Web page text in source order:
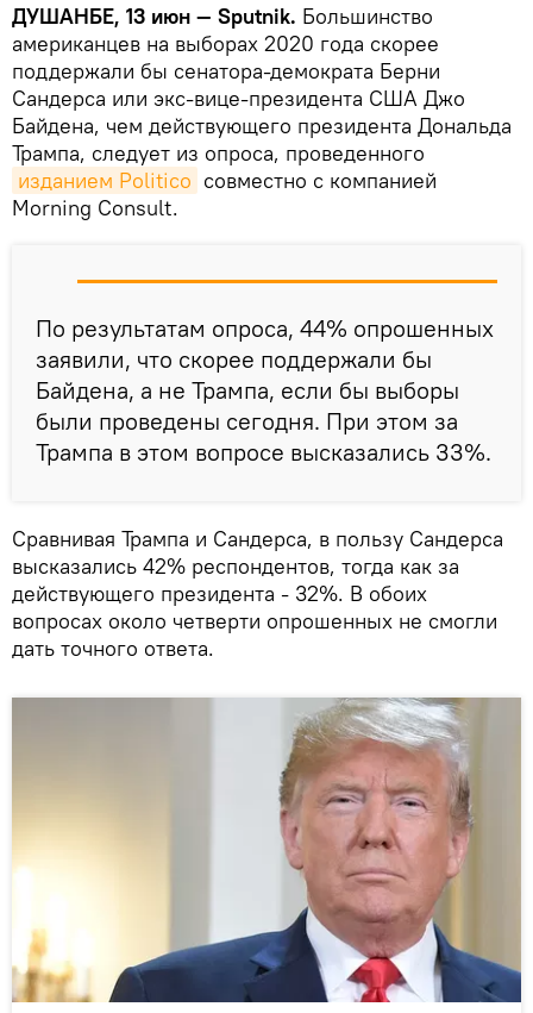
ДУШАНБЕ, 13 июн — Sputnik. Большинство
американцев на выборах 2020 года скорее
поддержали бы сенатора-демократа Берни
Сандерса или экс-вице-президента США Джо
Байдена, чем действующего президента Дональда
Трампа, следует из опроса, проведенного
изданием Politico совместно с компанией
Morning Consult.
По результатам опроса, 44% опрошенных
заявили, что скорее поддержали бы
Байдена, а не Трампа, если бы выборы
были проведены сегодня. При этом за
Трампа в этом вопросе высказались 33%.
Сравнивая Трампа и Сандерса, в пользу Сандерса
высказались 42% респондентов, тогда как за
действующего президента - 32%. В обоих
вопросах около четверти опрошенных не смогли
дать точного ответа.